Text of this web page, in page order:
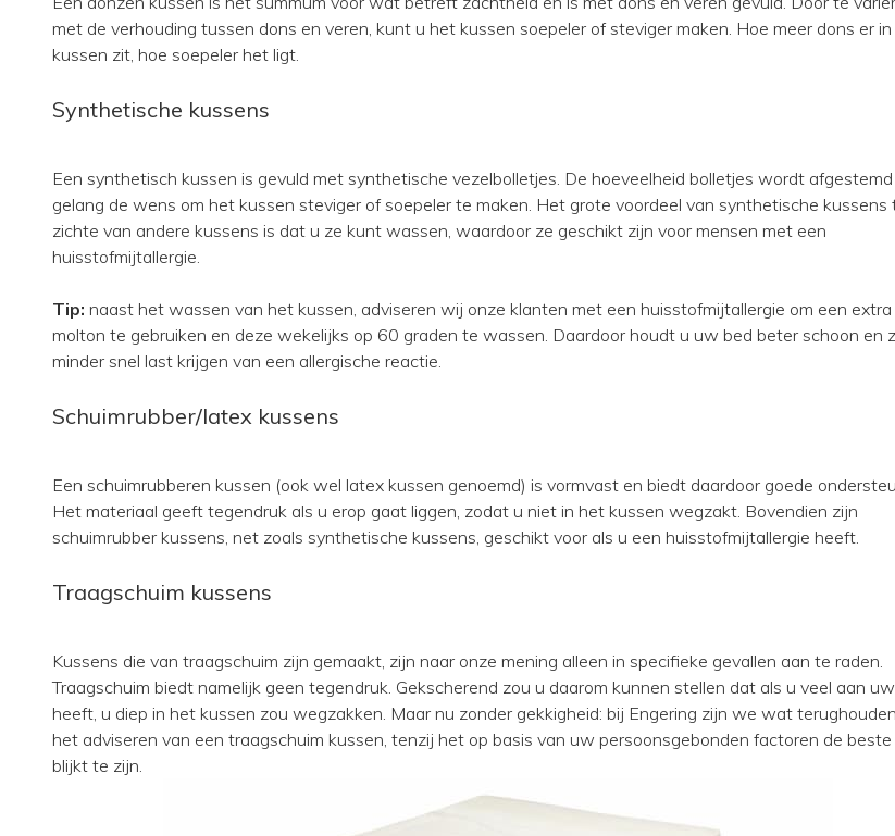
met de verhouding tussen dons en veren, kunt u het kussen soepeler of steviger maken. Hoe meer dons er
kussen zit, hoe soepeler het ligt.
Synthetische kussens
Een synthetisch kussen is gevuld met synthetische vezelbolletjes. De hoeveelheid bolletjes wordt
gelang de wens om het kussen steviger of soepeler te maken. Het grote voordeel van synthetische kussens
zichte van andere kussens is dat u ze kunt wassen, waardoor ze geschikt zijn voor mensen met een
huisstofmijtallergie.
Tip: naast het wassen van het kussen, adviseren wij onze klanten met een huisstofmijtallergie om een extra
molton te gebruiken en deze wekelijks op 60 graden te wassen. Daardoor houdt u uw bed beter schoon en
minder snel last krijgen van een allergische reactie.
Schuimrubber/latex kussens
Een schuimrubberen kussen (ook wel latex kussen genoemd) is vormvast en biedt daardoor goede
Het materiaal geeft tegendruk als u erop gaat liggen, zodat u niet in het kussen wegzakt. Bovendien zijn
schuimrubber kussens, net zoals synthetische kussens, geschikt voor als u een huisstofmijtallergie heeft.
Traagschuim kussens
Kussens die van traagschuim zijn gemaakt, zijn naar onze mening alleen in specifieke gevallen aan te raden.
Traagschuim biedt namelijk geen tegendruk. Gekscherend zou u daarom kunnen stellen dat als u veel aan
heeft, u diep in het kussen zou wegzakken. Maar nu zonder gekkigheid: bij Engering zijn we wat
het adviseren van een traagschuim kussen, tenzij het op basis van uw persoonsgebonden factoren de beste
blijkt te zijn.